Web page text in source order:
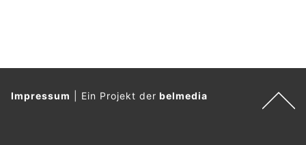
Impressum Ein Projekt derbelmedia